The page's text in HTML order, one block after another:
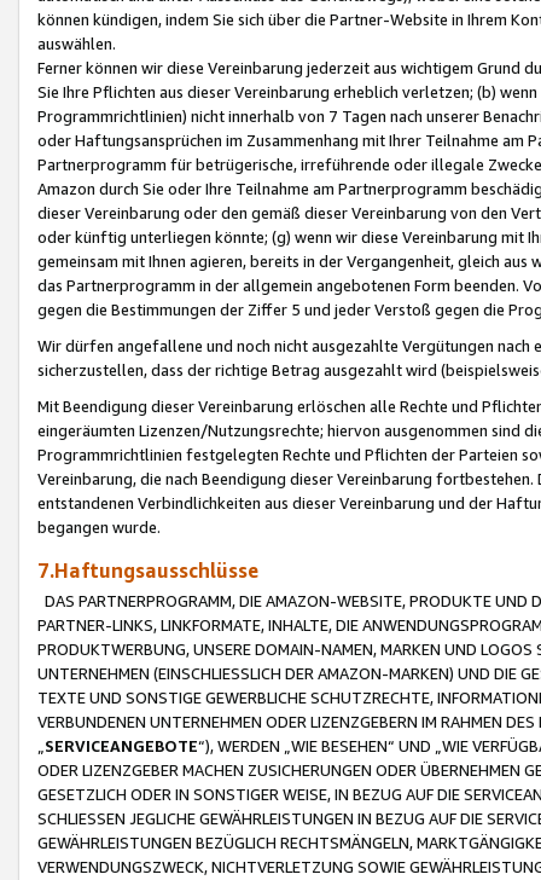
können kündigen, indem Sie sich über die Partner-Website in Ihrem
auswählen.
Ferner können wir diese Vereinbarung jederzeit aus wichtigem Grund
Sie Ihre Pflichten aus dieser Vereinbarung erheblich verletzen; (b)
Programmrichtlinien) nicht innerhalb von 7 Tagen nach unserer
oder Haftungsansprüchen im Zusammenhang mit Ihrer Teilnahme am
Partnerprogramm für betrügerische, irreführende oder illegale
Amazon durch Sie oder Ihre Teilnahme am Partnerprogramm
dieser Vereinbarung oder den gemäß dieser Vereinbarung von den
oder künftig unterliegen könnte; (g) wenn wir diese Vereinbarung mit
gemeinsam mit Ihnen agieren, bereits in der Vergangenheit, gleich
das Partnerprogramm in der allgemein angebotenen Form beenden.
gegen die Bestimmungen der Ziffer 5 und jeder Verstoß gegen die
Wir dürfen angefallene und noch nicht ausgezahlte Vergütungen
sicherzustellen, dass der richtige Betrag ausgezahlt wird
Mit Beendigung dieser Vereinbarung erlöschen alle Rechte und
eingeräumten Lizenzen/Nutzungsrechte; hiervon ausgenommen sind
Programmrichtlinien festgelegten Rechte und Pflichten der Parteien
Vereinbarung, die nach Beendigung dieser Vereinbarung
entstandenen Verbindlichkeiten aus dieser Vereinbarung und der
begangen wurde.
7.Haftungsausschlüsse
DAS PARTNERPROGRAMM, DIE AMAZON-WEBSITE, PRODUKTE UND
PARTNER-LINKS, LINKFORMATE, INHALTE, DIE
PRODUKTWERBUNG, UNSERE DOMAIN-NAMEN, MARKEN UND
UNTERNEHMEN (EINSCHLIESSLICH DER AMAZON-MARKEN) UND DIE
TEXTE UND SONSTIGE GEWERBLICHE SCHUTZRECHTE,
VERBUNDENEN UNTERNEHMEN ODER LIZENZGEBERN IM RAHMEN
SERVICEANGEBOTE“), WERDEN „WIE BESEHEN“ UND „WIE
ODER LIZENZGEBER MACHEN ZUSICHERUNGEN ODER ÜBERNEHMEN
GESETZLICH ODER IN SONSTIGER WEISE, IN BEZUG AUF DIE
SCHLIESSEN JEGLICHE GEWÄHRLEISTUNGEN IN BEZUG AUF DIE
GEWÄHRLEISTUNGEN BEZÜGLICH RECHTSMÄNGELN,
VERWENDUNGSZWECK, NICHTVERLETZUNG SOWIE